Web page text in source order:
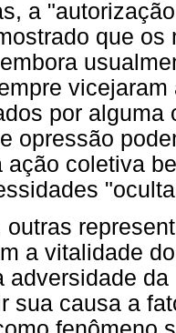
a
que
por alguma
opressão
ação coletiva
outras
a vitalidade
adversidade
sua causa a